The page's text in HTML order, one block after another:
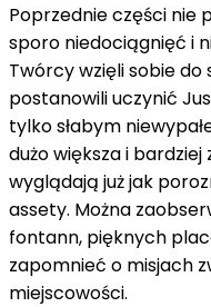
Poprzednie części nie
sporo niedociągnięć i
Twórcy wzięli sobie
postanowili uczynić
tylko słabym
dużo większa i
wyglądają już jak
assety. Można
fontann, pięknych
zapomnieć o misjach
miejscowości.